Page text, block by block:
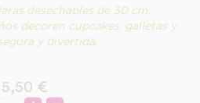
desechables de 30 cm,
decoren cupcakes, galletas y
y divertida.
5,50 €